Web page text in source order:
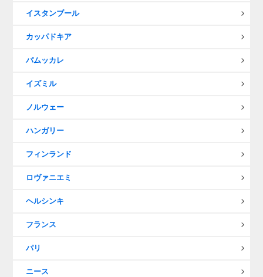
イスタンブール
カッパドキア
パムッカレ
イズミル
ノルウェー
ハンガリー
フィンランド
ロヴァニエミ
ヘルシンキ
フランス
パリ
ニース